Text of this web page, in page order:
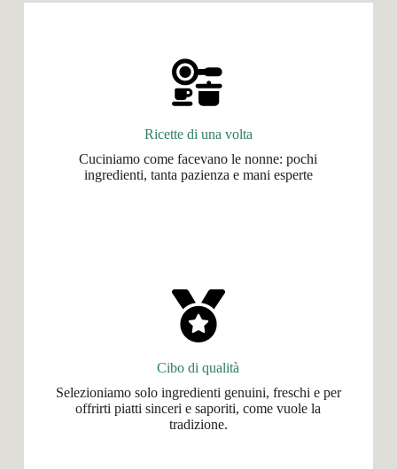
Ricette di una volta
Cuciniamo come facevano le nonne: pochi
ingredienti, tanta pazienza e mani esperte
Cibo di qualità
Selezioniamo solo ingredienti genuini, freschi e per
offrirti piatti sinceri e saporiti, come vuole la
tradizione.